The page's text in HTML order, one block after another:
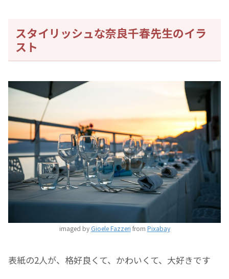
スタイリッシュな奈良千春先生のイラ
スト
imaged by Gioele Fazzeri from Pixabay
表紙の2人が、格好良くて、かわいくて、大好きです